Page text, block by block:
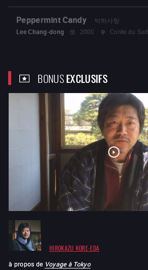
Peppermint Candy
박하사탕
Lee Chang-dong
2000 Corée du Sud
BONUSEXCLUSIFS
HIROKAZU KORE-EDA
à propos de Voyage à Tokyo